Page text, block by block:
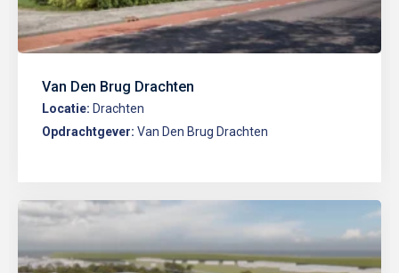
Van Den Brug Drachten
Locatie: Drachten
Opdrachtgever: Van Den Brug Drachten